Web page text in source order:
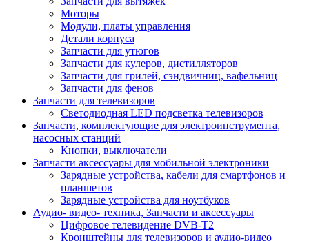
Моторы
Модули, платы управления
Детали корпуса
Запчасти для утюгов
Запчасти для кулеров, дистилляторов
Запчасти для грилей, сэндвичниц, вафельниц
Запчасти для фенов
Запчасти для телевизоров
Светодиодная LED подсветка телевизоров
Запчасти, комплектующие для электроинструмента,
насосных станций
Кнопки, выключатели
Запчасти аксессуары для мобильной электроники
Зарядные устройства, кабели для смартфонов и
планшетов
Зарядные устройства для ноутбуков
Аудио- видео- техника, Запчасти и аксессуары
Цифровое телевидение DVB-T2
Кронштейны для телевизоров и аудио-видео